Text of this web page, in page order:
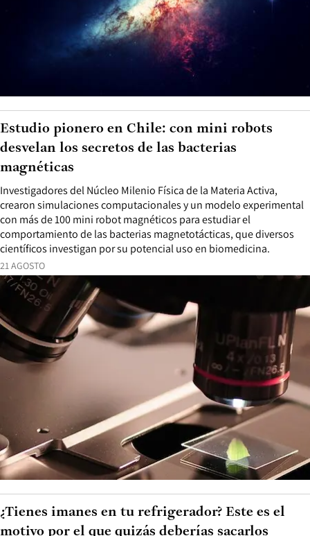
21 AGOSTO
Investigadores del Núcleo Milenio Física de la Materia Activa,
crearon simulaciones computacionales y un modelo experimental
con más de 100 mini robot magnéticos para estudiar el
comportamiento de las bacterias magnetotácticas, que diversos
científicos investigan por su potencial uso en biomedicina.
Estudio pionero en Chile: con mini robots
desvelan los secretos de las bacterias
magnéticas
¿Tienes imanes en tu refrigerador? Este es el
motivo por el que quizás deberías sacarlos